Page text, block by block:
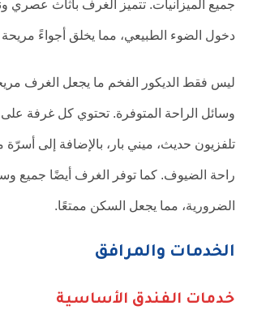
جميع الميزانيات. تتميز الغرف بأثاث عصري
دخول الضوء الطبيعي، مما يخلق أجواءً
ليس فقط الديكور الفخم ما يجعل الغرف
تلفزيون حديث، ميني بار، بالإضافة إلى
راحة الضيوف. كما توفر الغرف أيضًا جميع
الضرورية، مما يجعل السكن ممتعًا.
الخدمات والمرافق
خدمات الفندق الأساسية